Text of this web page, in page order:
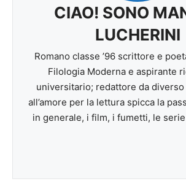
CIAO! SONO
LUCHERINI
Romano classe ’96 scrittore e
Filologia Moderna e aspirante
universitario; redattore da
all’amore per la lettura spicca la
in generale, i film, i fumetti, le